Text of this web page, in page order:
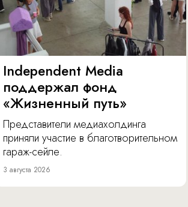
Independent Media
поддержал фонд
«Жизненный путь»
Представители медиахолдинга
приняли участие в благотворительном
гараж-сейле.
3 августа 2026